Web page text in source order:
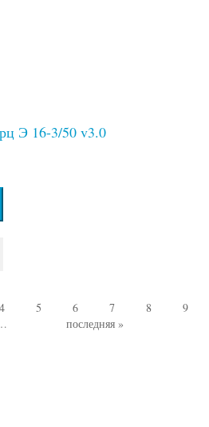
Э 16-3/50 v3.0
4 5 6 7 8
9
последняя »